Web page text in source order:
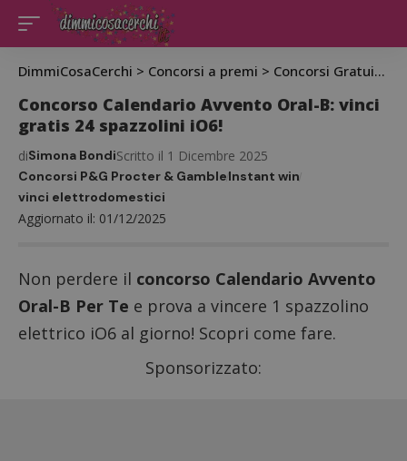
DimmiCosaCerchi > Concorsi a premi > Concorsi Gratuiti >
Concorso Calendario Avvento Oral-B: vinci
gratis 24 spazzolini iO6!
Aggiornato il: 01/12/2025
diSimona BondiScritto il 1 Dicembre 2025
Concorsi P&G Procter & GambleInstant win
vinci elettrodomestici
Non perdere il concorso Calendario Avvento
Oral-B Per Te e prova a vincere 1 spazzolino
elettrico iO6 al giorno! Scopri come fare.
Sponsorizzato: